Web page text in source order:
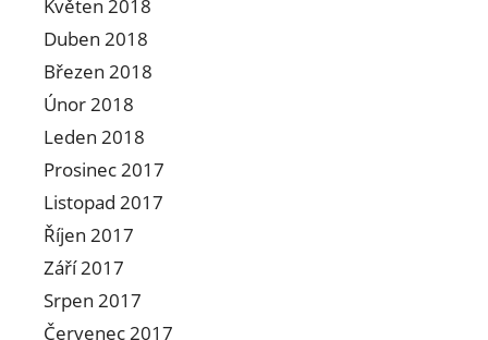
Květen 2018
Duben 2018
Březen 2018
Únor 2018
Leden 2018
Prosinec 2017
Listopad 2017
Říjen 2017
Září 2017
Srpen 2017
Červenec 2017